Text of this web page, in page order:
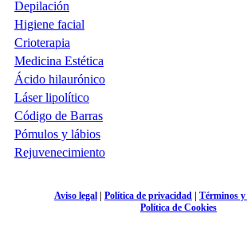
Depilación
Higiene facial
Crioterapia
Medicina Estética
Ácido hilaurónico
Láser lipolítico
Código de Barras
Pómulos y lábios
Rejuvenecimiento
Aviso legal | Política de privacidad | Términos
Política de Cookies